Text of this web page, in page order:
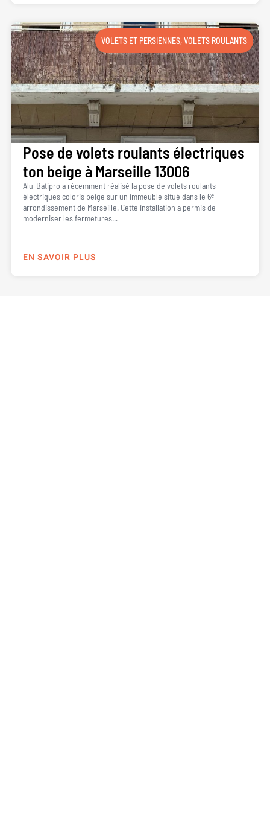
VOLETS ET PERSIENNES,VOLETS ROULANTS
Pose de volets roulants électriques
ton beige à Marseille 13006
Alu-Batipro a récemment réalisé la pose de volets roulants
électriques coloris beige sur un immeuble situé dans le 6ᵉ
arrondissement de Marseille. Cette installation a permis de
moderniser les fermetures...
EN SAVOIR PLUS